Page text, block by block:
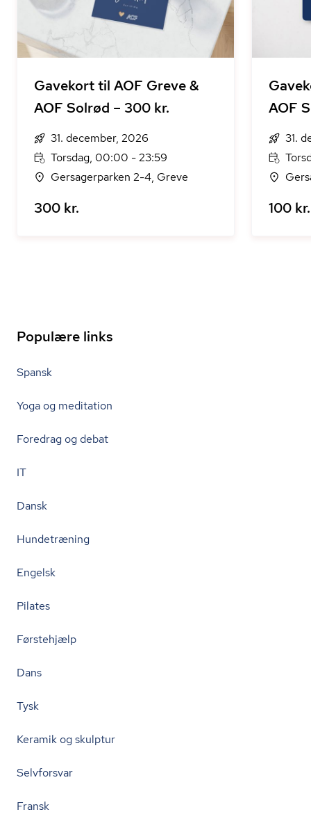
Gavekort til AOF Greve &
AOF Solrød – 300 kr.
31. december, 2026
Torsdag, 00:00 - 23:59
Gersagerparken 2-4, Greve
300 kr.
AOF
31.
100 kr.
Populære links
Spansk
Yoga og meditation
Foredrag og debat
IT
Dansk
Hundetræning
Engelsk
Pilates
Førstehjælp
Dans
Tysk
Keramik og skulptur
Selvforsvar
Fransk